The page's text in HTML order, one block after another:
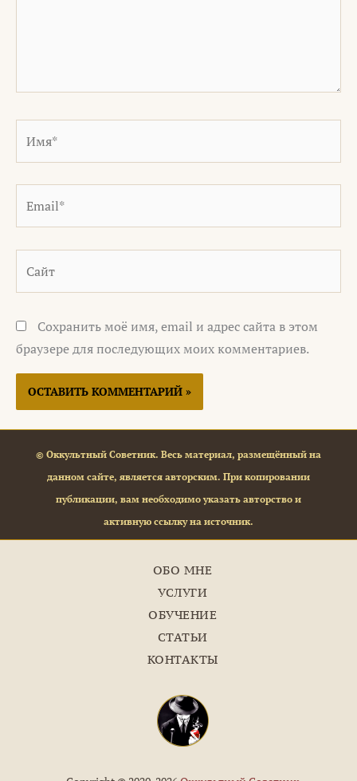
Сохранить моё имя, email и адрес сайта в этом
браузере для последующих моих комментариев.
© Оккультный Советник. Весь материал, размещённый на
данном сайте, является авторским. При копировании
публикации, вам необходимо указать авторство и
активную ссылку на источник.
ОБО МНЕ
УСЛУГИ
ОБУЧЕНИЕ
СТАТЬИ
КОНТАКТЫ